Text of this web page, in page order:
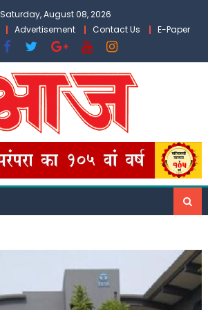
Saturday, August 08, 2026
Advertisement Contact Us E-Paper